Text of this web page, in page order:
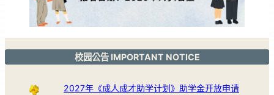
校园公告 IMPORTANT NOTICE
2027年《成人成才助学计划》助学金开放申请